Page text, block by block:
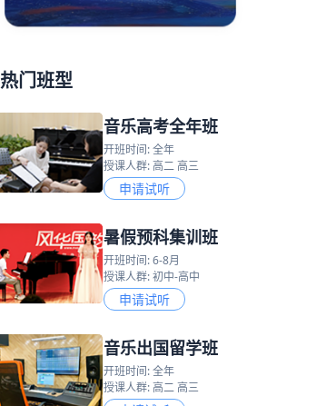
热门班型
音乐高考全年班
开班时间: 全年
授课人群: 高二 高三
申请试听
暑假预科集训班
开班时间: 6-8月
授课人群: 初中-高中
申请试听
音乐出国留学班
开班时间: 全年
授课人群: 高二 高三